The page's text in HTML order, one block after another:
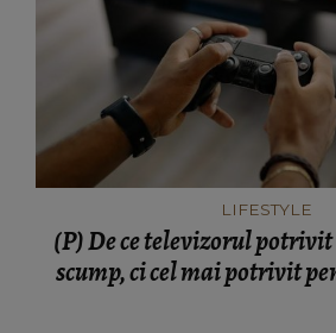
LIFESTYLE
(P) De ce televizorul potrivit
scump, ci cel mai potrivit